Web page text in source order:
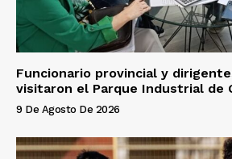
Funcionario provincial y
visitaron el Parque Industrial de
9 De Agosto De 2026